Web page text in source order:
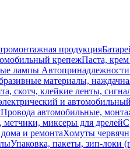
продукция
крепежПаста,
лампы Автопринадлежности
материалы,
скотч, клейкие ленты,
и
Провода автомобильные,
миксеры для дрелей
и ремонтаХомуты
Упаковка, пакеты, зип-локи